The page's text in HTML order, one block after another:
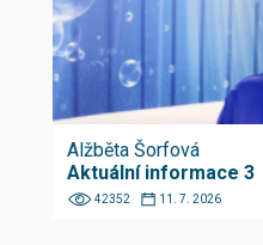
Alžběta Šorfová
Aktuální informace 3
42352 11. 7. 2026